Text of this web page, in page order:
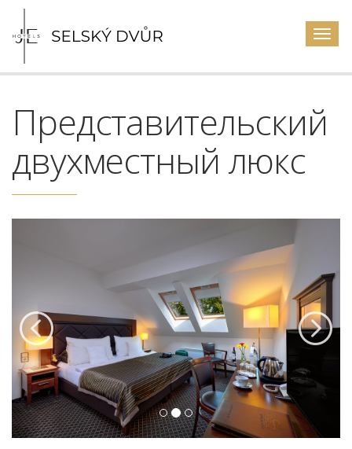
Представительский
двухместный люкс